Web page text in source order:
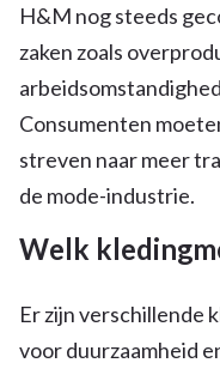
H&M nog steeds
zaken zoals
Consumenten
streven naar meer
de mode-industrie.
Welk
Er zijn verschillende
voor duurzaamheid